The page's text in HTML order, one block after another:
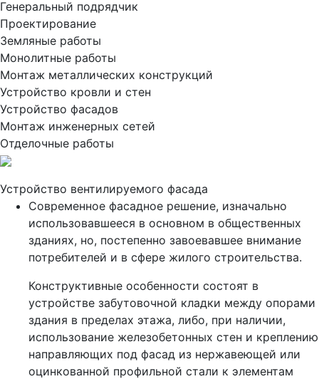
Генеральный подрядчик
Проектирование
Земляные работы
Монолитные работы
Монтаж металлических конструкций
Устройство кровли и стен
Устройство фасадов
Монтаж инженерных сетей
Отделочные работы
Устройство вентилируемого фасада
Современное фасадное решение, изначально
использовавшееся в основном в общественных
зданиях, но, постепенно завоевавшее внимание
потребителей и в сфере жилого строительства.
Конструктивные особенности состоят в
устройстве забутовочной кладки между опорами
здания в пределах этажа, либо, при наличии,
использование железобетонных стен и креплению
направляющих под фасад из нержавеющей или
оцинкованной профильной стали к элементам